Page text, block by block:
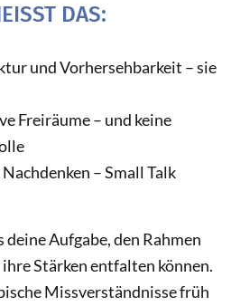
DAS:
und Vorhersehbarkeit – sie
Freiräume – und keine
– Small Talk
Aufgabe, den Rahmen
Stärken entfalten können.
Missverständnisse früh